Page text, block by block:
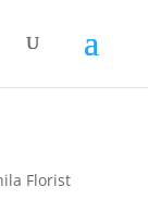
Florist